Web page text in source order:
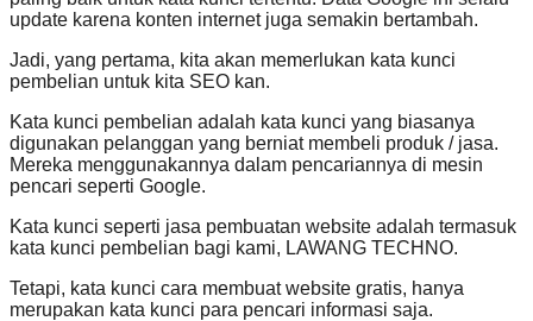
update karena konten internet juga semakin bertambah.
Jadi, yang pertama, kita akan memerlukan kata kunci
pembelian untuk kita SEO kan.
Kata kunci pembelian adalah kata kunci yang biasanya
digunakan pelanggan yang berniat membeli produk / jasa.
Mereka menggunakannya dalam pencariannya di mesin
pencari seperti Google.
Kata kunci seperti jasa pembuatan website adalah termasuk
kata kunci pembelian bagi kami, LAWANG TECHNO.
Tetapi, kata kunci cara membuat website gratis, hanya
merupakan kata kunci para pencari informasi saja.